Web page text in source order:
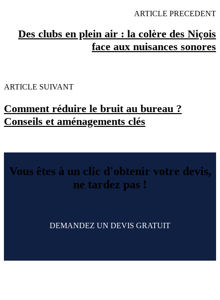
ARTICLE PRECEDENT
Des clubs en plein air : la colère des Niçois
face aux nuisances sonores
ARTICLE SUIVANT
Comment réduire le bruit au bureau ?
Conseils et aménagements clés
Vous êtes à un clic d'obtenir votre devis,
ne tardez pas !
DEMANDEZ UN DEVIS GRATUIT